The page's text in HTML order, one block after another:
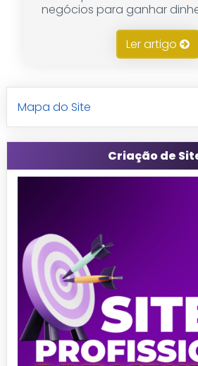
negócios para ganhar
Ler artigo
Mapa do Site
Criação de